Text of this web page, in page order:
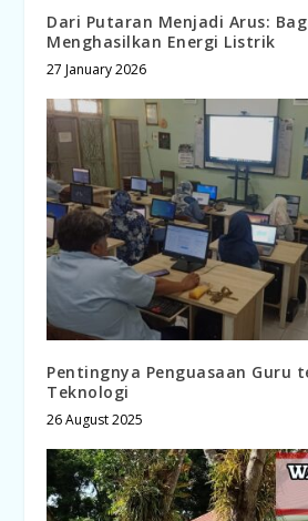
Dari Putaran Menjadi Arus:
Menghasilkan Energi Listrik
27 January 2026
Pentingnya Penguasaan Guru
Teknologi
26 August 2025